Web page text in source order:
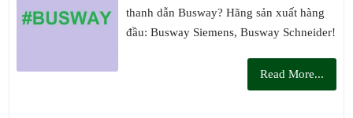
thanh dẫn Busway? Hãng sản xuất hàng
đầu: Busway Siemens, Busway Schneider!
Read More...